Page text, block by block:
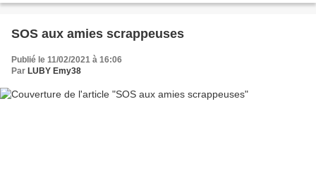
SOS aux amies scrappeuses
Publié le 11/02/2021 à 16:06
Par LUBY Emy38